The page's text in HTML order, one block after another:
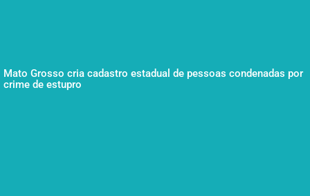
Mato Grosso cria cadastro estadual de pessoas condenadas por
crime de estupro